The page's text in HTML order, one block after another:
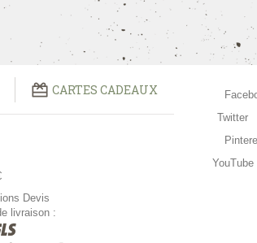
CARTES CADEAUX
Devis
livraison :
Twitter
YouTube